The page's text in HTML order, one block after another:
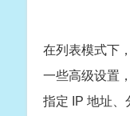
在列表模式下
一些高级设置
指定 IP 地址、